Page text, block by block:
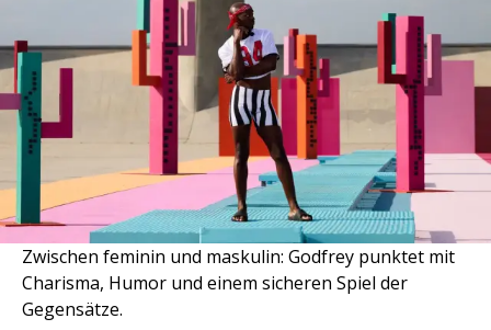
Zwischen feminin und maskulin: Godfrey punktet mit
Charisma, Humor und einem sicheren Spiel der
Gegensätze.